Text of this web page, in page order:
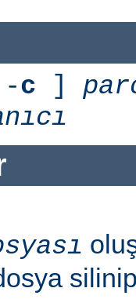
c ]